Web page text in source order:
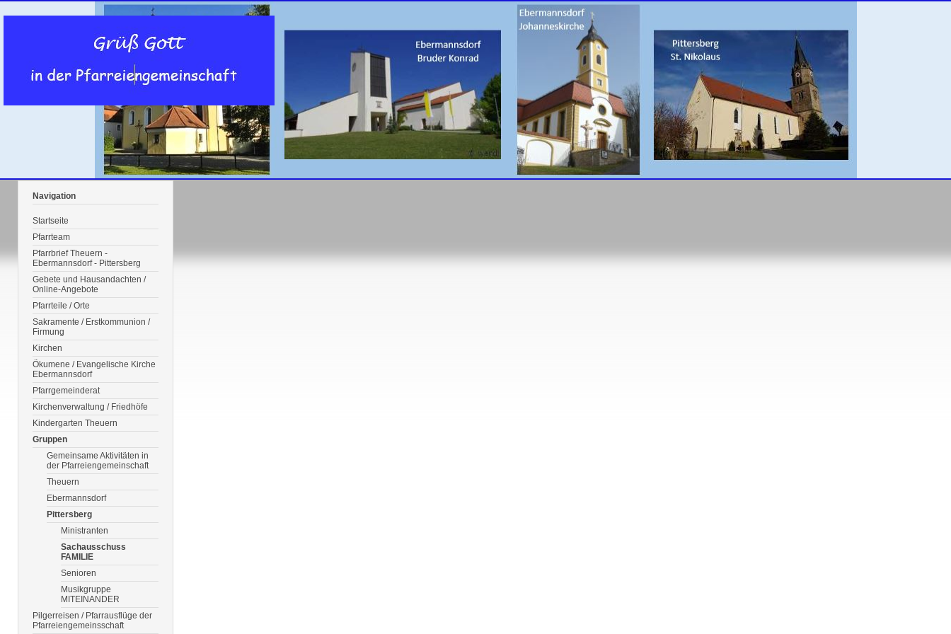
Navigation
Startseite
Pfarrteam
Pfarrbrief Theuern -
Ebermannsdorf - Pittersberg
Gebete und Hausandachten /
Online-Angebote
Pfarrteile / Orte
Sakramente / Erstkommunion /
Firmung
Kirchen
Ökumene / Evangelische Kirche
Ebermannsdorf
Pfarrgemeinderat
Kirchenverwaltung / Friedhöfe
Kindergarten Theuern
Gruppen
Gemeinsame Aktivitäten in
der Pfarreiengemeinschaft
Theuern
Ebermannsdorf
Pittersberg
Ministranten
Sachausschuss
FAMILIE
Senioren
Musikgruppe
MITEINANDER
Pilgerreisen / Pfarrausflüge der
Pfarreiengemeinsschaft